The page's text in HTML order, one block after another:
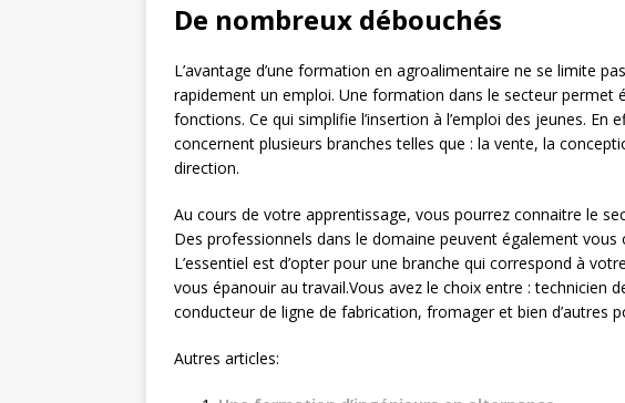
De nombreux débouchés
L’avantage d’une formation en agroalimentaire ne se limite
rapidement un emploi. Une formation dans le secteur permet
fonctions. Ce qui simplifie l’insertion à l’emploi des jeunes. En
concernent plusieurs branches telles que : la vente, la
direction.
Au cours de votre apprentissage, vous pourrez connaitre le
Des professionnels dans le domaine peuvent également
L’essentiel est d’opter pour une branche qui correspond à
vous épanouir au travail.Vous avez le choix entre : technicien
conducteur de ligne de fabrication, fromager et bien d’autres
Autres articles: